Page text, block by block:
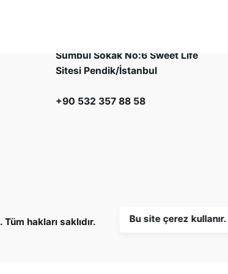
Sümbül Sokak No:6 Sweet Life
Sitesi Pendik/İstanbul
+90 532 357 88 58
. Tüm hakları saklıdır. Bu site çerez kullanır.